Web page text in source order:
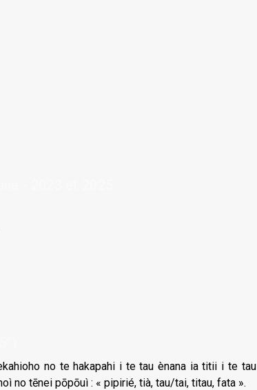
no te hakapahi i te tau ènana ia titii i te tau
no tēnei pōpōuì : « pipirié, tià, tau/tai, titau, fata ».